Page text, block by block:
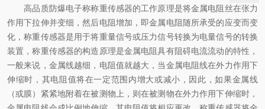
高品质防爆电子称称重传感器的工作原理是将金属电阻丝在张力
作用下拉伸并变细，然后电阻增加，即金属电阻随所承受的应变而变
化，称重传感器是用于将重量信号或压力信号转换为电量信号的转换
装置，称重传感器的构造原理是金属电阻具有阻碍电流流动的特性，
一般来说，金属线越细，电阻值就越大，当金属电阻线在外力作用下
伸缩时，其电阻值将在一定范围内增大或减小，因此，如果金属线
（或膜）紧紧地附着在被测物上，则在被测物在外力作用下伸缩时，